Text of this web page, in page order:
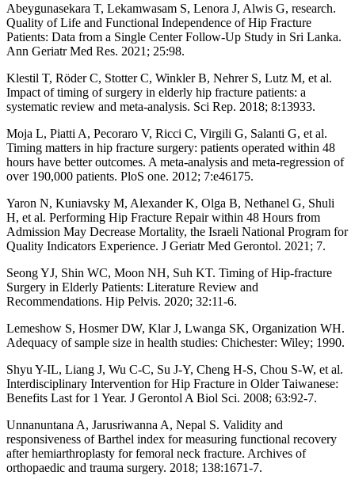
Abeygunasekara T, Lekamwasam S, Lenora J, Alwis G, research.
Quality of Life and Functional Independence of Hip Fracture
Patients: Data from a Single Center Follow-Up Study in Sri Lanka.
Ann Geriatr Med Res. 2021; 25:98.
Klestil T, Röder C, Stotter C, Winkler B, Nehrer S, Lutz M, et al.
Impact of timing of surgery in elderly hip fracture patients: a
systematic review and meta-analysis. Sci Rep. 2018; 8:13933.
Moja L, Piatti A, Pecoraro V, Ricci C, Virgili G, Salanti G, et al.
Timing matters in hip fracture surgery: patients operated within 48
hours have better outcomes. A meta-analysis and meta-regression of
over 190,000 patients. PloS one. 2012; 7:e46175.
Yaron N, Kuniavsky M, Alexander K, Olga B, Nethanel G, Shuli
H, et al. Performing Hip Fracture Repair within 48 Hours from
Admission May Decrease Mortality, the Israeli National Program for
Quality Indicators Experience. J Geriatr Med Gerontol. 2021; 7.
Seong YJ, Shin WC, Moon NH, Suh KT. Timing of Hip-fracture
Surgery in Elderly Patients: Literature Review and
Recommendations. Hip Pelvis. 2020; 32:11-6.
Lemeshow S, Hosmer DW, Klar J, Lwanga SK, Organization WH.
Adequacy of sample size in health studies: Chichester: Wiley; 1990.
Shyu Y-IL, Liang J, Wu C-C, Su J-Y, Cheng H-S, Chou S-W, et al.
Interdisciplinary Intervention for Hip Fracture in Older Taiwanese:
Benefits Last for 1 Year. J Gerontol A Biol Sci. 2008; 63:92-7.
Unnanuntana A, Jarusriwanna A, Nepal S. Validity and
responsiveness of Barthel index for measuring functional recovery
after hemiarthroplasty for femoral neck fracture. Archives of
orthopaedic and trauma surgery. 2018; 138:1671-7.